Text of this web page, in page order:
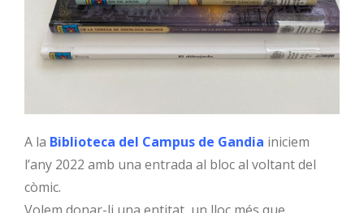
A la Biblioteca del Campus de Gandia iniciem
l’any 2022 amb una entrada al bloc al voltant del
còmic.